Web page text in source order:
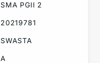
SMA PGII 2
20219781
SWASTA
A